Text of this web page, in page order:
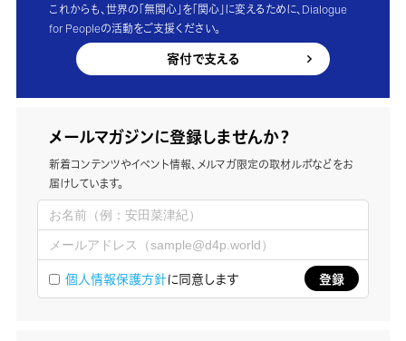
これからも、世界の「無関心」を「関心」に変えるために、Dialogue
for Peopleの活動をご支援ください。
寄付で支える
メールマガジンに登録しませんか？
新着コンテンツやイベント情報、メルマガ限定の取材ルポなどをお
届けしています。
個人情報保護方針に同意します